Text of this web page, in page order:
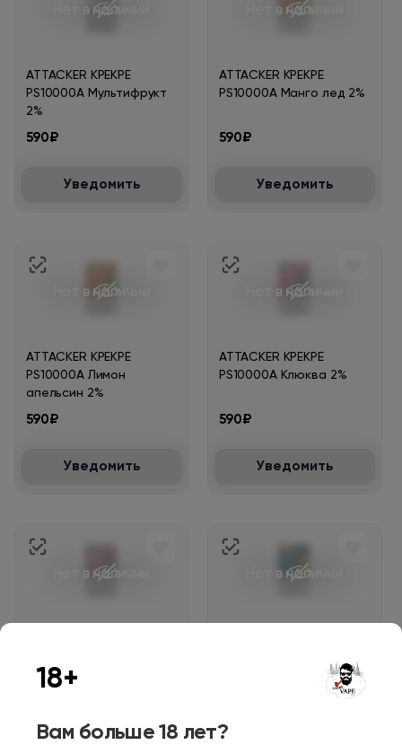
Нет в наличии
ATTACKER KPEKPE
PS10000A Мультифрукт
2%
590₽
Уведомить
Нет в наличии
ATTACKER KPEKPE
PS10000A Манго лед 2%
590₽
Уведомить
Нет в наличии
ATTACKER KPEKPE
PS10000A Лимон
апельсин 2%
590₽
Уведомить
Нет в наличии
ATTACKER KPEKPE
PS10000A Клюква 2%
590₽
Уведомить
Нет в наличии
банановый молочный
Нет в наличии
18+
Вам больше 18 лет?